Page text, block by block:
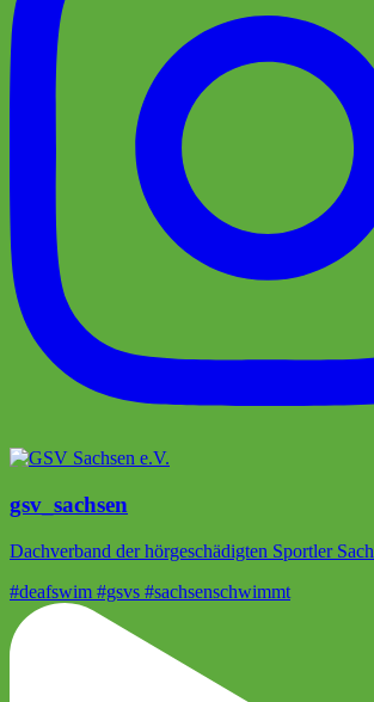
gsv_sachsen
Dachverband der hörgeschädigten Sportler
#deafswim #gsvs #sachsenschwimmt